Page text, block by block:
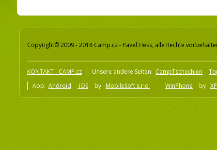
Copyright© 2009 - 2018 Camp.cz - Pavel Hess, alle Rechte
KONTAKT - CAMP.cz Unsere andere Seiten: CampTschechien
App: Android iOS by MobileSoft s.r.o WinPhone by